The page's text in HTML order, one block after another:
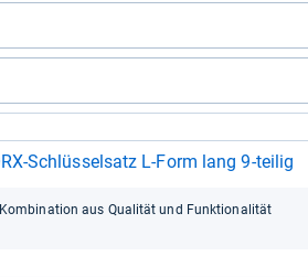
​Schlüs­sel­satz L-​Form lang 9-​tei­lig
Kom­bi­na­tion aus Qua­li­tät und Funk­tio­na­li­tät